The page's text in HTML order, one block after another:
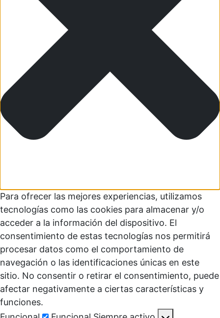
Para ofrecer las mejores experiencias, utilizamos
tecnologías como las cookies para almacenar y/o
acceder a la información del dispositivo. El
consentimiento de estas tecnologías nos permitirá
procesar datos como el comportamiento de
navegación o las identificaciones únicas en este
sitio. No consentir o retirar el consentimiento, puede
afectar negativamente a ciertas características y
funciones.